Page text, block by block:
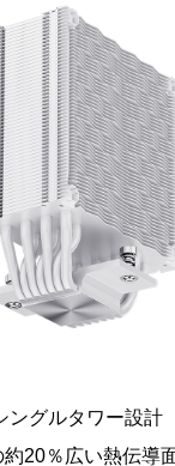
ングルタワー設計
約20％広い熱伝導